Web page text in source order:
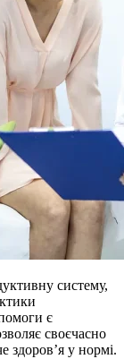
систему,
є
своєчасно
здоров’я у нормі.